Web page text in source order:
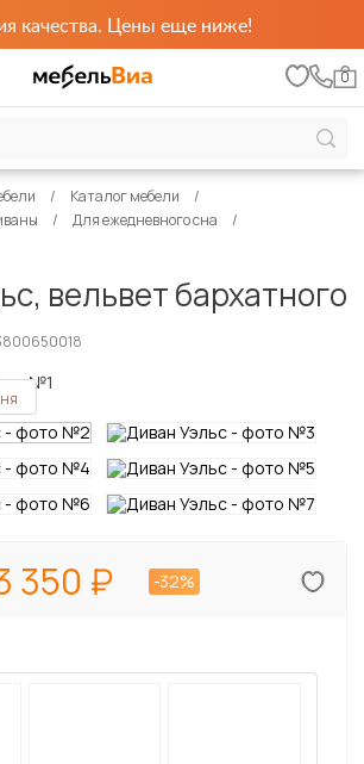
качества. Цены еще ниже!
0
Каталог мебели
Для ежедневного сна
вельвет бархатного
350 -32%